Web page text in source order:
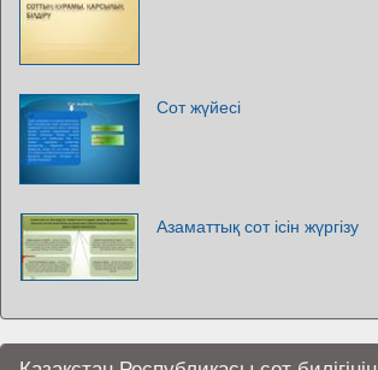
Сот жүйесі
Азаматтық сот ісін жүргізу